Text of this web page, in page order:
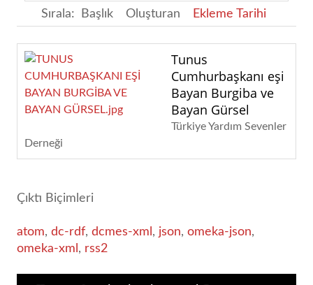
Sırala: Başlık Oluşturan Ekleme Tarihi
Tunus
Cumhurbaşkanı eşi
Bayan Burgiba ve
Bayan Gürsel
Türkiye Yardım Sevenler
Derneği
Çıktı Biçimleri
atom, dc-rdf, dcmes-xml , json, omeka-json,
omeka-xml , rss2